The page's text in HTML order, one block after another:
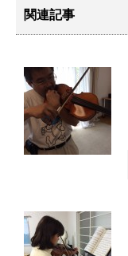
関連記事